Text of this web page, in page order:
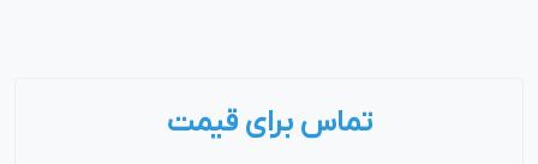
تماس برای قیمت